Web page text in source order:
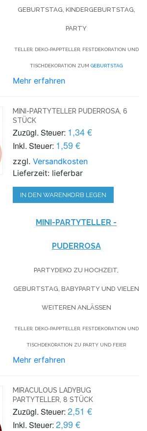
GEBURTSTAG, KINDERGEBURTSTAG,
PARTY
TELLER, DEKO-PAPPTELLER, FESTDEKORATION UND
TISCHDEKORATION ZUMGEBURTSTAG
Mehr erfahren
MINI-PARTYTELLER PUDERROSA, 6
STÜCK
Zuzügl. Steuer: 1,34 €
Inkl. Steuer: 1,59 €
zzgl.Versandkosten
Lieferzeit: lieferbar
IN DEN WARENKORB LEGEN
MINI-PARTYTELLER -
PUDERROSA
PARTYDEKO ZU HOCHZEIT,
GEBURTSTAG, BABYPARTY UND VIELEN
WEITEREN ANLÄSSEN
TELLER, DEKO-PAPPTELLER, FESTDEKORATION UND
TISCHDEKORATION ZU PARTY UND FEIER
Mehr erfahren
MIRACULOUS LADYBUG
PARTYTELLER, 8 STÜCK
Zuzügl. Steuer: 2,51 €
Inkl. Steuer: 2,99 €